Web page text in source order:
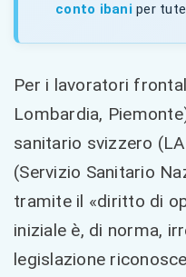
conto ibaniper
Per i lavoratori
Lombardia,
sanitario svizzero
(Servizio Sanitario
tramite il «diritto di
iniziale è, di norma,
legislazione